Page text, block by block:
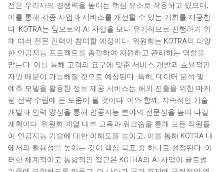
전은 우리사의 경쟁력을 높이는 핵심 요소로 작용하고 있으며,
이를 통해 각종 사업과 서비스를 개선할 수 있는 기회를 제공한
다. KOTRA는 앞으로의 AI 사업을 보다 유기적으로 진행하기 위
해 여러 전문 인력이 참여할 예정이다. 위원회는 KOTRA의 다양
한 인공지능 프로젝트를 총괄하여 지원하고 관리하는 역할을
맡는다. 이를 통해 고객의 요구에 맞춘 서비스 개발과 효율적인
자원 배분이 가능해질 것으로 예상된다. 특히, 데이터 분석 및
예측 모델을 활용한 정보 제공 서비스는 해외 진출을 위한 마케
팅 전략 수립에 큰 도움이 될 것이다. 이와 함께, 지속적인 기술
개발과 인력 양성을 통해 인공지능 분야의 전문성을 높여 나갈
계획이다. 위원회 계열 내부 교육과 워크숍을 통해 모든 직원들
이 인공지능 기술에 대한 이해도를 높이고, 이를 통해 KOTRA 내
에서의 활용성을 높이는 것이 핵심 목표 중 하나로 설정된다. 이
러한 체계적이고 통합적인 접근은 KOTRA의 AI 사업이 글로벌